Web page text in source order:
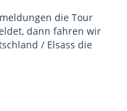
die Tour
dann fahren wir
/ Elsass die